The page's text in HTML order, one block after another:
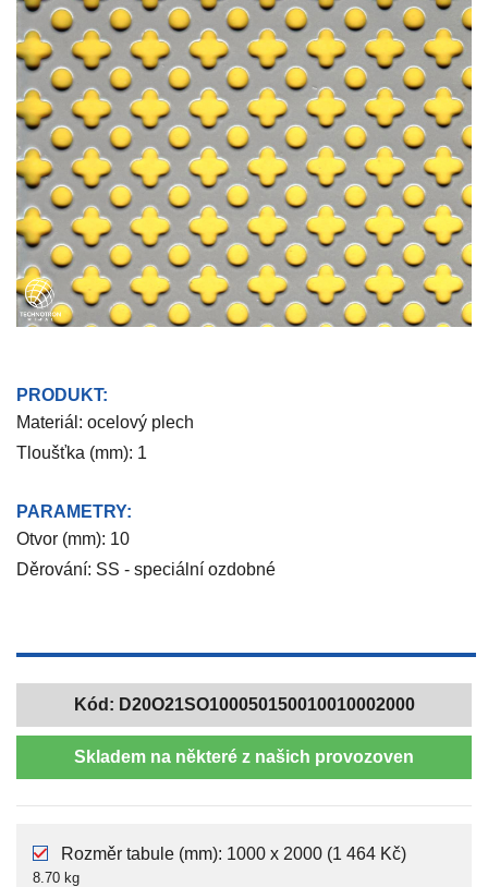
PRODUKT:
Materiál: ocelový plech
Tloušťka (mm): 1
PARAMETRY:
Otvor (mm): 10
Děrování: SS - speciální ozdobné
Kód: D20O21SO100050150010010002000
Skladem na některé z našich provozoven
Rozměr tabule (mm): 1000 x 2000 (1 464 Kč)
8.70 kg